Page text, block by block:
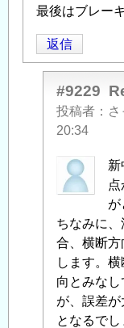
最後はブレー
返信
#9229
投稿者 さ
20:34
匿
名
稿
者
に
よ
る
「 Re:
新
が
ちなみに
合、横断
します。
向とみな
が、誤差
となるでし